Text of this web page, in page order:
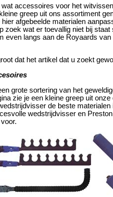
wat accessoires voor het
greep uit ons assortiment
afgebeelde materialen
zoek wat er toevallig niet bij
even langs aan de Royaards
dat het artikel dat u zoekt
grote sortering van het
zie je een kleine greep uit
de beste
wedstrijdvisser en